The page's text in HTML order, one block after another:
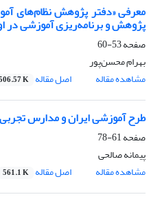
معرفی «دفتر پژوهش نظام‌های
پژوهش و برنامه‌ریزی آموزشی در اواخر دهه
صفحه53-60
بهرام محسن‌پور
مشاهده مقاله
اصل مقاله K
طرح آموزشی ایران و مدارس
صفحه61-78
پیمانه صالحی
مشاهده مقاله
اصل مقاله 561.1 K